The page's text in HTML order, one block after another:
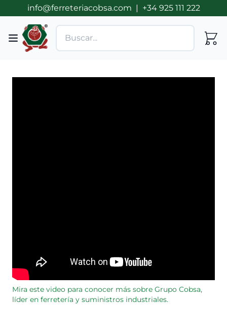
info@ferreteriacobsa.com | +34 925 111 222
Mira este video para conocer más sobre Grupo Cobsa,
líder en ferretería y suministros industriales.